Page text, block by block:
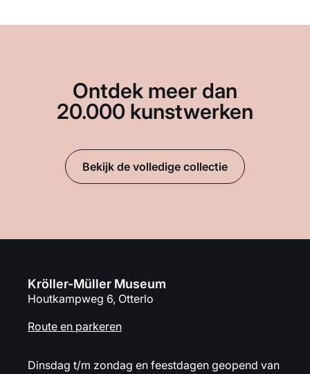
Ontdek meer dan
20.000 kunstwerken
Bekijk de volledige collectie
Kröller-Müller Museum
Houtkampweg 6, Otterlo
Route en parkeren
Dinsdag t/m zondag en feestdagen geopend van